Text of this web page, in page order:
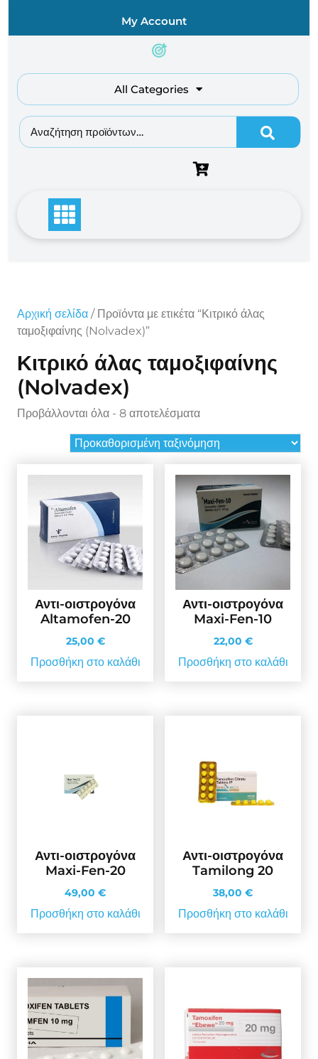
My Account
All Categories
Αναζήτηση για:
Αρχική σελίδα / Προϊόντα με ετικέτα “Κιτρικό άλας
ταμοξιφαίνης (Nolvadex)”
Κιτρικό άλας ταμοξιφαίνης
(Nolvadex)
Προβάλλονται όλα - 8 αποτελέσματα
Αντι-οιστρογόνα
Altamofen-20
25,00 €
Προσθήκη στο καλάθι
Αντι-οιστρογόνα
Maxi-Fen-10
22,00 €
Προσθήκη στο καλάθι
Αντι-οιστρογόνα
Maxi-Fen-20
49,00 €
Προσθήκη στο καλάθι
Αντι-οιστρογόνα
Tamilong 20
38,00 €
Προσθήκη στο καλάθι